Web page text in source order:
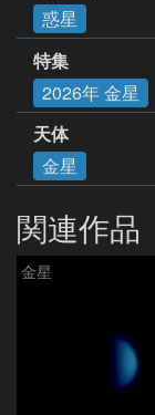
惑星
特集
2026年 金星
天体
金星
関連作品
金星